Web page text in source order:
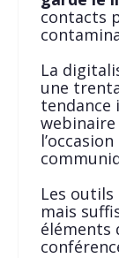
contacts
La
une
tendance
Les
mais
éléments